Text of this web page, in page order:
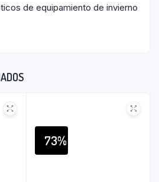
de equipamiento de invierno
73%